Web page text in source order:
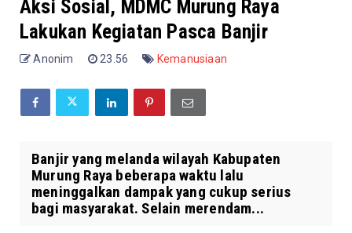
Aksi Sosial, MDMC Murung Raya
Lakukan Kegiatan Pasca Banjir
Anonim 23.56 Kemanusiaan
Banjir yang melanda wilayah Kabupaten
Murung Raya beberapa waktu lalu
meninggalkan dampak yang cukup serius
bagi masyarakat. Selain merendam...